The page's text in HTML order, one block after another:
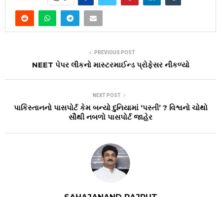
PREVIOUS POST
NEET પેપર લીકનો માસ્ટરમાઈન્ડ પ્રોફેસર નીકળ્યો
NEXT POST
પાકિસ્તાનનો પાસપોર્ટ કેમ બન્યો દુનિયામાં ‘પસ્તી’ ? વિશ્વનો ચોથો
સૌથી નબળો પાસપોર્ટ જાહેર